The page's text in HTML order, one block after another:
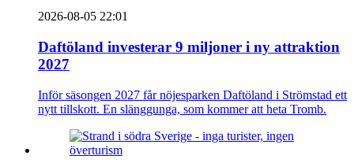
2026-08-05 22:01
Daftöland investerar 9 miljoner i ny attraktion
2027
Inför säsongen 2027 får nöjesparken Daftöland i Strömstad ett
nytt tillskott. En slänggunga, som kommer att heta Tromb.